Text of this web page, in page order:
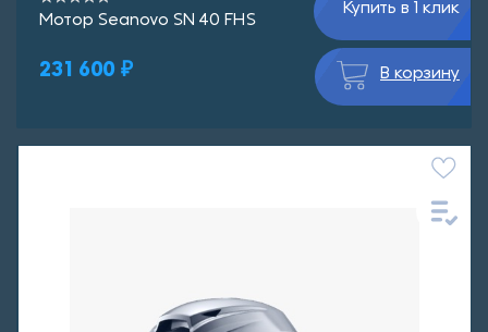
Мотор Seanovo SN 40 FHS
231 600 ₽
Купить в 1 клик
В корзину